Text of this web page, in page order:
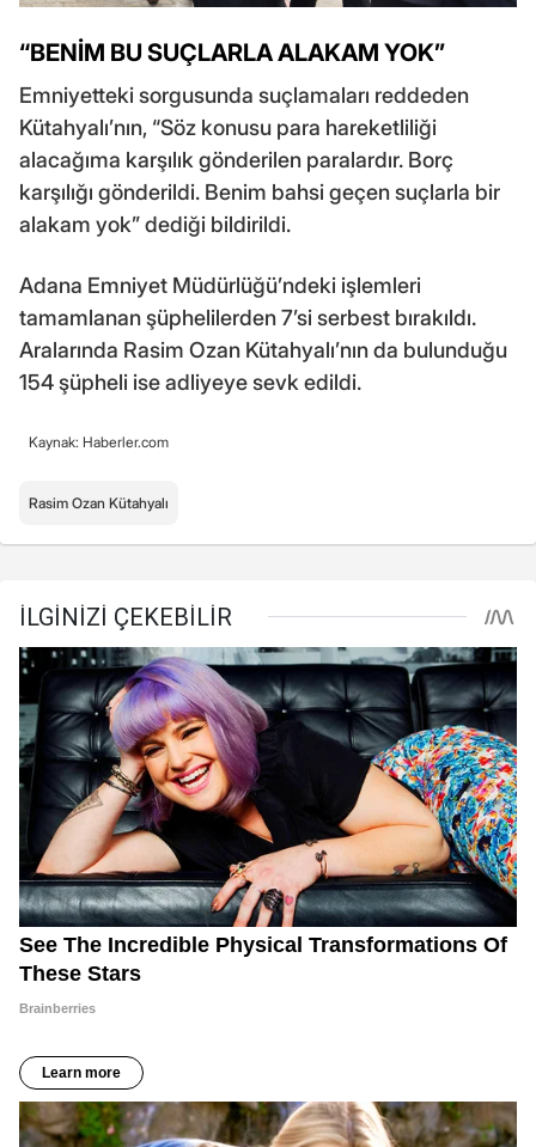
“BENİM BU SUÇLARLA ALAKAM YOK”
Emniyetteki sorgusunda suçlamaları reddeden
Kütahyalı’nın, “Söz konusu para hareketliliği
alacağıma karşılık gönderilen paralardır. Borç
karşılığı gönderildi. Benim bahsi geçen suçlarla bir
alakam yok” dediği bildirildi.
Adana Emniyet Müdürlüğü’ndeki işlemleri
tamamlanan şüphelilerden 7’si serbest bırakıldı.
Aralarında Rasim Ozan Kütahyalı’nın da bulunduğu
154 şüpheli ise adliyeye sevk edildi.
Kaynak: Haberler.com
Rasim Ozan Kütahyalı